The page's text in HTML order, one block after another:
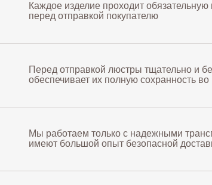
Мы работаем только с надежными
имеют большой опыт безопасной
Перед отправкой люстры тщательно и
обеспечивает их полную сохранность
Каждое изделие проходит
перед отправкой покупателю